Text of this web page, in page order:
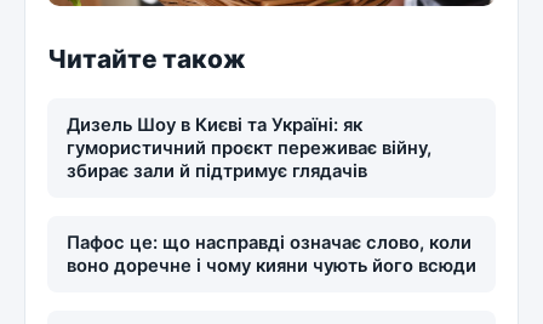
Читайте також
Дизель Шоу в Києві та Україні: як
гумористичний проєкт переживає війну,
збирає зали й підтримує глядачів
Пафос це: що насправді означає слово, коли
воно доречне і чому кияни чують його всюди